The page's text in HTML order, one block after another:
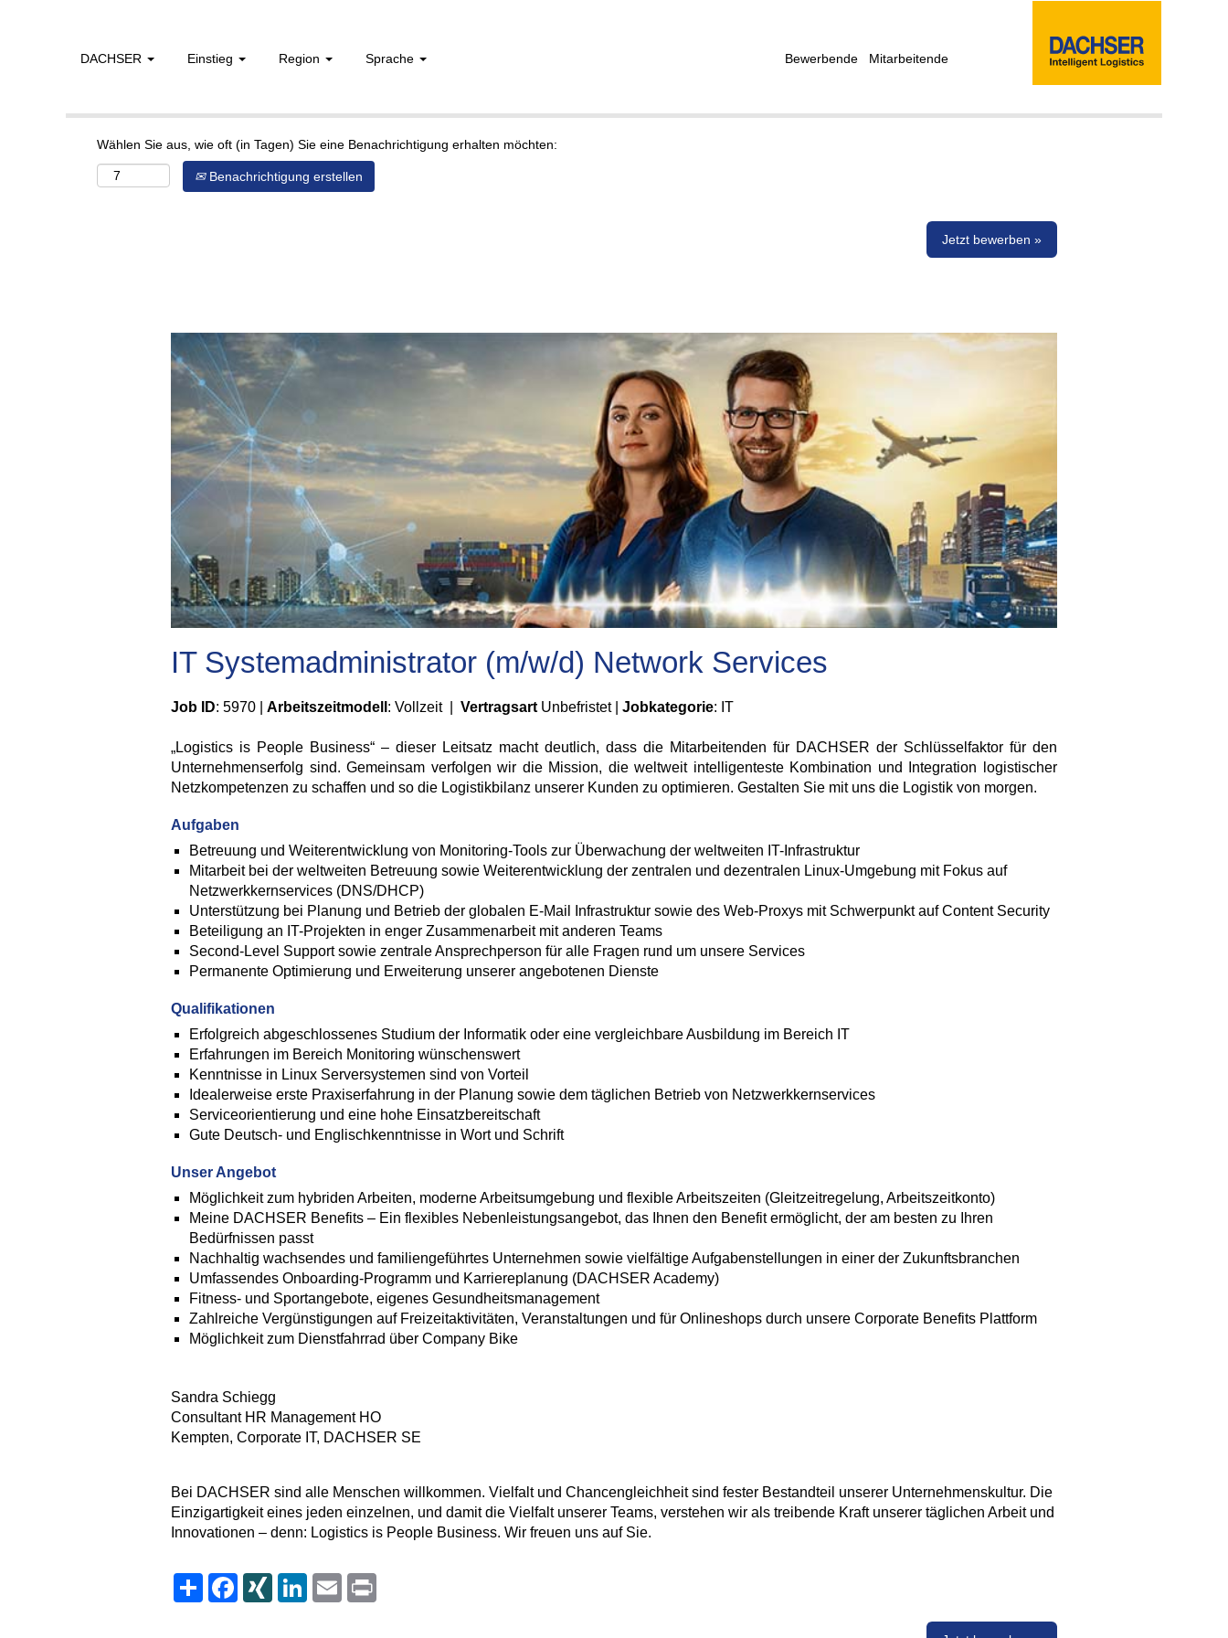
DACHSER Einstieg Region Sprache Bewerbende Mitarbeitende
Mehr Optionen anzeigen
Wählen Sie aus, wie oft (in Tagen) Sie eine Benachrichtigung erhalten möchten:
Benachrichtigung erstellen
Jetzt bewerben »
IT Systemadministrator (m/w/d) Network Services
Job ID: 5970 | Arbeitszeitmodell : Vollzeit | Vertragsart Unbefristet | Jobkategorie: IT
„Logistics is People Business“ – dieser Leitsatz macht deutlich, dass die Mitarbeitenden für DACHSER der Schlüsselfaktor für den
Unternehmenserfolg sind. Gemeinsam verfolgen wir die Mission, die weltweit intelligenteste Kombination und Integration logistischer
Netzkompetenzen zu schaffen und so die Logistikbilanz unserer Kunden zu optimieren. Gestalten Sie mit uns die Logistik von morgen.
Aufgaben
Betreuung und Weiterentwicklung von Monitoring-Tools zur Überwachung der weltweiten IT-Infrastruktur
Mitarbeit bei der weltweiten Betreuung sowie Weiterentwicklung der zentralen und dezentralen Linux-Umgebung mit Fokus auf
Netzwerkkernservices (DNS/DHCP)
Unterstützung bei Planung und Betrieb der globalen E-Mail Infrastruktur sowie des Web-Proxys mit Schwerpunkt auf Content Security
Beteiligung an IT-Projekten in enger Zusammenarbeit mit anderen Teams
Second-Level Support sowie zentrale Ansprechperson für alle Fragen rund um unsere Services
Permanente Optimierung und Erweiterung unserer angebotenen Dienste
Qualifikationen
Erfolgreich abgeschlossenes Studium der Informatik oder eine vergleichbare Ausbildung im Bereich IT
Erfahrungen im Bereich Monitoring wünschenswert
Kenntnisse in Linux Serversystemen sind von Vorteil
Idealerweise erste Praxiserfahrung in der Planung sowie dem täglichen Betrieb von Netzwerkkernservices
Serviceorientierung und eine hohe Einsatzbereitschaft
Gute Deutsch- und Englischkenntnisse in Wort und Schrift
Unser Angebot
Möglichkeit zum hybriden Arbeiten, moderne Arbeitsumgebung und flexible Arbeitszeiten (Gleitzeitregelung, Arbeitszeitkonto)
Meine DACHSER Benefits – Ein flexibles Nebenleistungsangebot, das Ihnen den Benefit ermöglicht, der am besten zu Ihren
Bedürfnissen passt
Nachhaltig wachsendes und familiengeführtes Unternehmen sowie vielfältige Aufgabenstellungen in einer der Zukunftsbranchen
Umfassendes Onboarding-Programm und Karriereplanung (DACHSER Academy)
Fitness- und Sportangebote, eigenes Gesundheitsmanagement
Zahlreiche Vergünstigungen auf Freizeitaktivitäten, Veranstaltungen und für Onlineshops durch unsere Corporate Benefits Plattform
Möglichkeit zum Dienstfahrrad über Company Bike
Sandra Schiegg
Consultant HR Management HO
Kempten, Corporate IT, DACHSER SE
Bei DACHSER sind alle Menschen willkommen. Vielfalt und Chancengleichheit sind fester Bestandteil unserer Unternehmenskultur. Die
Einzigartigkeit eines jeden einzelnen, und damit die Vielfalt unserer Teams, verstehen wir als treibende Kraft unserer täglichen Arbeit und
Innovationen – denn: Logistics is People Business. Wir freuen uns auf Sie.
Share FacebookXING LinkedInEmail